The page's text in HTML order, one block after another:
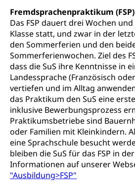
Fremdsprachenpraktikum (FSP)
Das FSP dauert drei Wochen
Klasse statt, und zwar in der
den Sommerferien und den
Sommerferienwochen. Ziel des
dass die SuS ihre Kenntnisse in
Landessprache (Französisch
vertiefen und im Alltag
das Praktikum den SuS eine
inklusive Bewerbungsprozess
Praktikumsbetriebe sind
oder Familien mit Kleinkindern.
eine Sprachschule besucht
bleiben die SuS für das FSP in
Informationen auf unserer
"Ausbildung>FSP"
Geburt, Heirat, Ehe, Partnerschaft,
Zivilstandsamt, Zivilstandsregiste
Adoption
Adoptivkind, Adoptiveltern,
Adoptionsverfahren, elterliche
Sorge
Adoption
Aufenthaltsbewilligungen
Niederlassungsbewilligung,
Niederlassung, Wohnsitz
Amt für
Ausweise und
Reisepass, Identitätskarte, Visum,
Jagdausweis,